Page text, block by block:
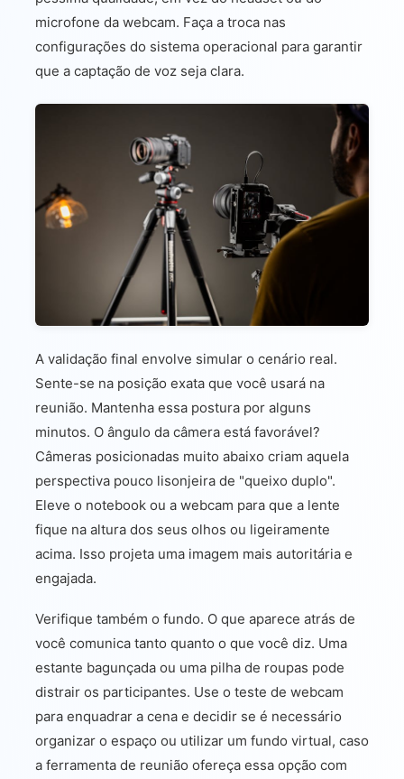
microfone da webcam. Faça a troca nas
configurações do sistema operacional para garantir
que a captação de voz seja clara.
A validação final envolve simular o cenário real.
Sente-se na posição exata que você usará na
reunião. Mantenha essa postura por alguns
minutos. O ângulo da câmera está favorável?
Câmeras posicionadas muito abaixo criam aquela
perspectiva pouco lisonjeira de "queixo duplo".
Eleve o notebook ou a webcam para que a lente
fique na altura dos seus olhos ou ligeiramente
acima. Isso projeta uma imagem mais autoritária e
engajada.
Verifique também o fundo. O que aparece atrás de
você comunica tanto quanto o que você diz. Uma
estante bagunçada ou uma pilha de roupas pode
distrair os participantes. Use o teste de webcam
para enquadrar a cena e decidir se é necessário
organizar o espaço ou utilizar um fundo virtual, caso
a ferramenta de reunião ofereça essa opção com